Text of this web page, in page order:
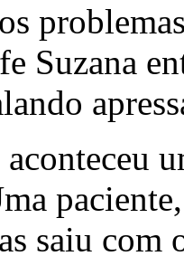
Suzana
saiu com